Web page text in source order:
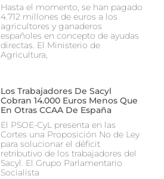
Hasta el momento, se han pagado
4.712 millones de euros a los
agricultores y ganaderos
españoles en concepto de ayudas
directas. El Ministerio de
Agricultura,
Los Trabajadores De Sacyl
Cobran 14.000 Euros Menos Que
En Otras CCAA De España
El PSOE-CyL presenta en las
Cortes una Proposición No de Ley
para solucionar el déficit
retributivo de los trabajadores del
Sacyl. El Grupo Parlamentario
Socialista